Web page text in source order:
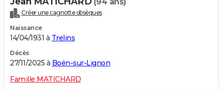
Créer une cagnotte obsèques
Naissance
14/04/1931 à Trelins
Décès
27/11/2025 à Boën-sur-Lignon
Famille MATICHARD